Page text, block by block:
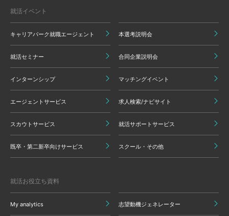
就活イベント
キャリアパーク就職エージェント 本選考説明会
就活セミナー 合同企業説明会
インターンシップ マッチングイベント
エージェントサービス 求人検索/ナビサイト
スカウトサービス 就活サポートサービス
既卒・第二新卒向けサービス スクール・その他
就活お役立ち資料
My analytics 志望動機ジェネレーター